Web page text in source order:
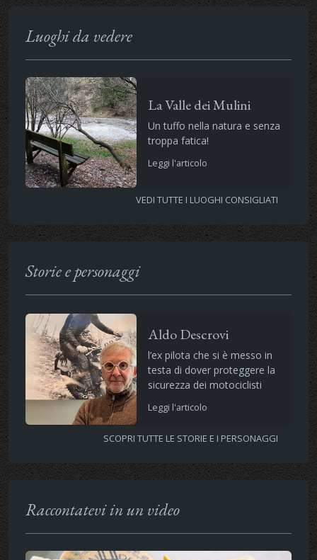
Luoghi da vedere
La Valle dei Mulini
Un tuffo nella natura e senza
troppa fatica!
Leggi l'articolo
VEDI TUTTE I LUOGHI CONSIGLIATI
Storie e personaggi
Aldo Descrovi
l’ex pilota che si è messo in
testa di dover proteggere la
sicurezza dei motociclisti
Leggi l'articolo
SCOPRI TUTTE LE STORIE E I PERSONAGGI
Raccontatevi in un video